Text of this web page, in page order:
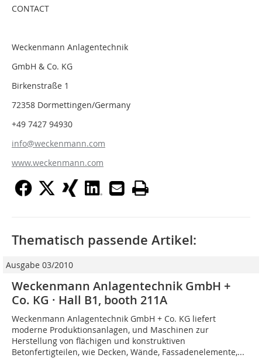
CONTACT
Weckenmann Anlagentechnik
GmbH & Co. KG
Birkenstraße 1
72358 Dormettingen/Germany
+49 7427 94930
info@weckenmann.com
www.weckenmann.com
Thematisch passende Artikel:
Ausgabe 03/2010
Weckenmann Anlagentechnik GmbH +
Co. KG · Hall B1, booth 211A
Weckenmann Anlagentechnik GmbH + Co. KG liefert
moderne Produktionsanlagen, und Maschinen zur
Herstellung von flächigen und konstruktiven
Betonfertigteilen, wie Decken, Wände, Fassadenelemente,...